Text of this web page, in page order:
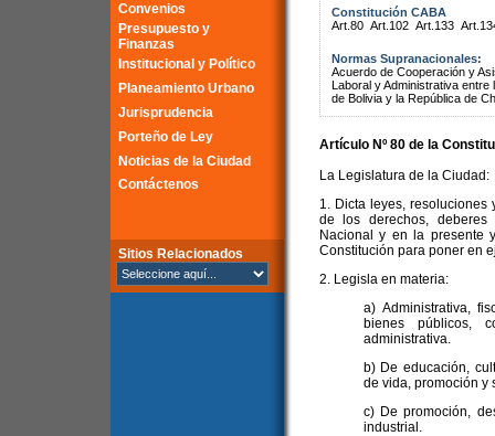
Convenios
Presupuesto y
Finanzas
Institucional y Político
Planeamiento Urbano
Jurisprudencia
Porteño de Ley
Noticias de la Ciudad
Contáctenos
Sitios Relacionados
Constitución CABA
Art.80 Art.102 Art.133
Normas Supranacionales:
Acuerdo de Cooperación y
Laboral y Administrativa
de Bolivia y la República de
Artículo Nº 80 de la
La Legislatura de la Ciudad:
1. Dicta leyes,
de los derechos,
Nacional y en la presente
Constitución para poner en
2. Legisla en materia:
a) Administrativa,
bienes públicos,
administrativa.
b) De educación,
de vida, promoción y
c) De promoción,
industrial.